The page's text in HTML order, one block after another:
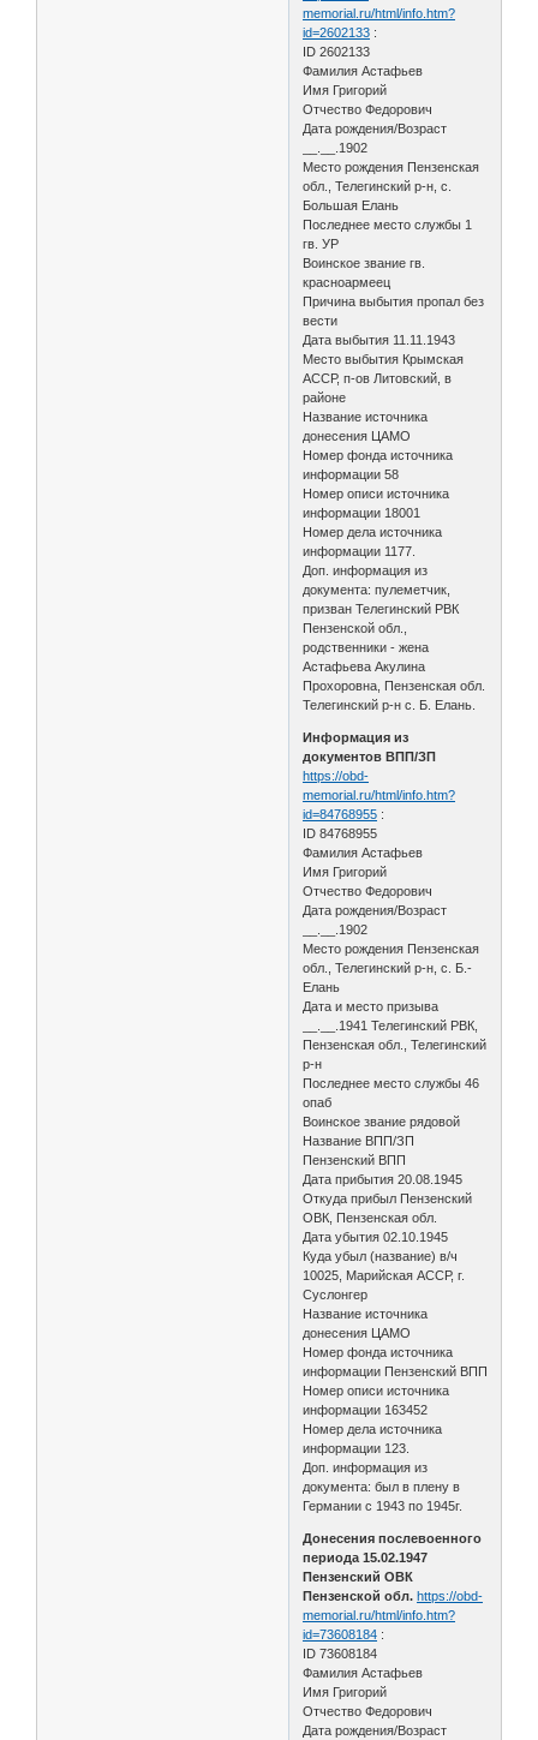
memorial.ru/html/info.htm?
id=2602133 :
ID 2602133
Фамилия Астафьев
Имя Григорий
Отчество Федорович
Дата рождения/Возраст
__.__.1902
Место рождения Пензенская
обл., Телегинский р-н, с.
Большая Елань
Последнее место службы 1
гв. УР
Воинское звание гв.
красноармеец
Причина выбытия пропал без
вести
Дата выбытия 11.11.1943
Место выбытия Крымская
АССР, п-ов Литовский, в
районе
Название источника
донесения ЦАМО
Номер фонда источника
информации 58
Номер описи источника
информации 18001
Номер дела источника
информации 1177.
Доп. информация из
документа: пулеметчик,
призван Телегинский РВК
Пензенской обл.,
родственники - жена
Астафьева Акулина
Прохоровна, Пензенская обл.
Телегинский р-н с. Б. Елань.
Информация из
документов ВПП/ЗП
https://obd-
memorial.ru/html/info.htm?
id=84768955 :
ID 84768955
Фамилия Астафьев
Имя Григорий
Отчество Федорович
Дата рождения/Возраст
__.__.1902
Место рождения Пензенская
обл., Телегинский р-н, с. Б.-
Елань
Дата и место призыва
__.__.1941 Телегинский РВК,
Пензенская обл., Телегинский
р-н
Последнее место службы 46
опаб
Воинское звание рядовой
Название ВПП/ЗП
Пензенский ВПП
Дата прибытия 20.08.1945
Откуда прибыл Пензенский
ОВК, Пензенская обл.
Дата убытия 02.10.1945
Куда убыл (название) в/ч
10025, Марийская АССР, г.
Суслонгер
Название источника
донесения ЦАМО
Номер фонда источника
информации Пензенский ВПП
Номер описи источника
информации 163452
Номер дела источника
информации 123.
Доп. информация из
документа: был в плену в
Германии с 1943 по 1945г.
Донесения послевоенного
периода 15.02.1947
Пензенский ОВК
Пензенской обл. https://obd-
memorial.ru/html/info.htm?
id=73608184 :
ID 73608184
Фамилия Астафьев
Имя Григорий
Отчество Федорович
Дата рождения/Возраст